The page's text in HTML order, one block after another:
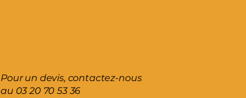
Pour un devis, contactez-nous
au 03 20 70 53 36